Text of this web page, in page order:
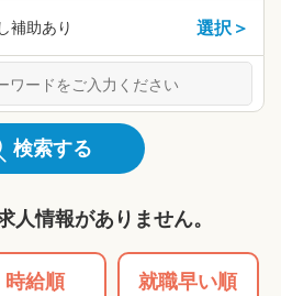
補助あり 選択＞
検索する
人情報がありません。
時給順 就職早い順